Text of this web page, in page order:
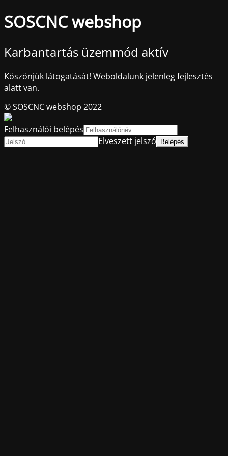
SOSCNC webshop
Karbantartás üzemmód aktív
Köszönjük látogatását! Weboldalunk jelenleg fejlesztés
alatt van.
© SOSCNC webshop 2022
Felhasználói belépés
Elveszett jelszó